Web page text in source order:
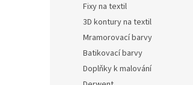
Fixy na textil
3D kontury na textil
Mramorovací barvy
Batikovací barvy
Doplňky k malování